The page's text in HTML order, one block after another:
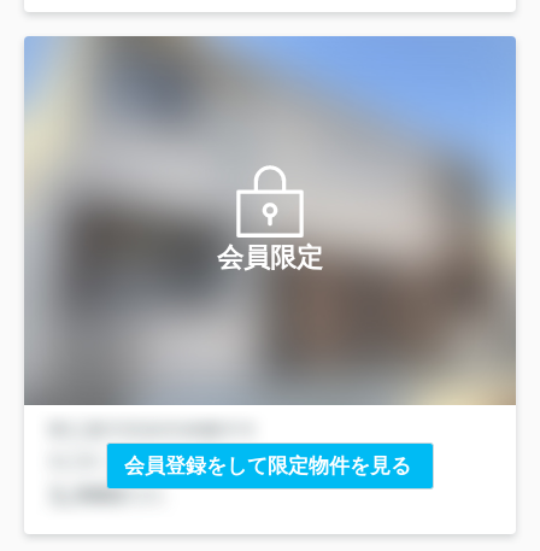
会員限定
会員登録をして限定物件を見る